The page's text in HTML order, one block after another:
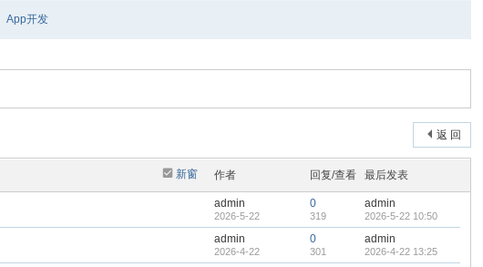
App开发
返 回
新窗 作者 回复/查看 最后发表
admin
2026-5-22
0
319
admin
2026-5-22 10:50
admin
2026-4-22
0
301
admin
2026-4-22 13:25